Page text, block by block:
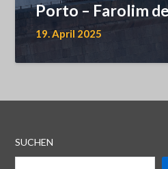
Porto – Farolim
19. April 2025
SUCHEN